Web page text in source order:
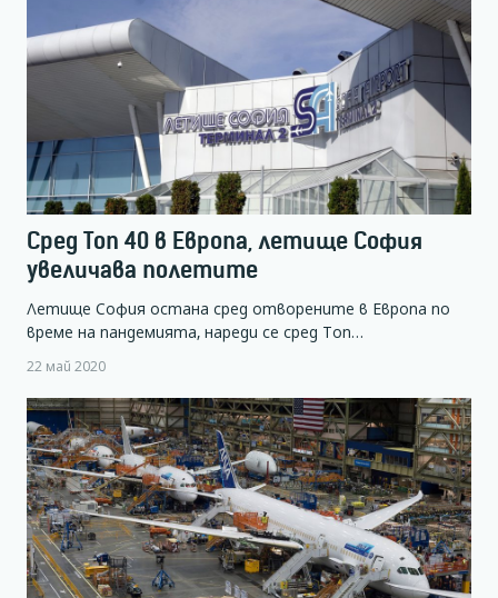
Сред Топ 40 в Европа, летище София
увеличава полетите
Летище София остана сред отворените в Европа по
време на пандемията, нареди се сред Топ…
22 май 2020